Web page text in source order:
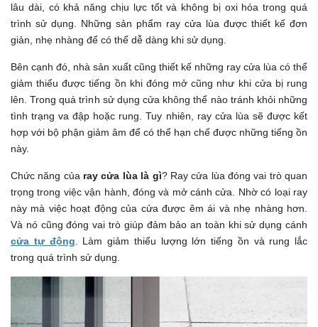
lâu dài, có khả năng chịu lực tốt và không bị oxi hóa trong quá
trình sử dụng. Những sản phẩm ray cửa lùa được thiết kế đơn
giản, nhẹ nhàng để có thể dễ dàng khi sử dụng.
Bên cạnh đó, nhà sản xuất cũng thiết kế những ray cửa lùa có thể
giảm thiểu được tiếng ồn khi đóng mở cũng như khi cửa bị rung
lên. Trong quá trình sử dụng cửa không thể nào tránh khỏi những
tình trạng va đập hoặc rung. Tuy nhiên, ray cửa lùa sẽ được kết
hợp với bộ phận giảm âm để có thể hạn chế được những tiếng ồn
này.
Chức năng của ray cửa lùa là gì? Ray cửa lùa đóng vai trò quan
trọng trong việc vận hành, đóng và mở cánh cửa. Nhờ có loại ray
này mà việc hoạt động của cửa được êm ái và nhẹ nhàng hơn.
Và nó cũng đóng vai trò giúp đảm bảo an toàn khi sử dụng cánh
cửa tự động . Làm giảm thiểu lượng lớn tiếng ồn và rung lắc
trong quá trình sử dụng.